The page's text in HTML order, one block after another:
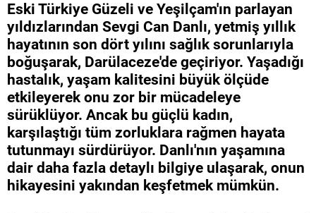
Eski Türkiye Güzeli ve Yeşilçam'ın parlayan
yıldızlarından Sevgi Can Danlı, yetmiş yıllık
hayatının son dört yılını sağlık sorunlarıyla
boğuşarak, Darülaceze'de geçiriyor. Yaşadığı
hastalık, yaşam kalitesini büyük ölçüde
etkileyerek onu zor bir mücadeleye
sürüklüyor. Ancak bu güçlü kadın,
karşılaştığı tüm zorluklara rağmen hayata
tutunmayı sürdürüyor. Danlı'nın yaşamına
dair daha fazla detaylı bilgiye ulaşarak, onun
hikayesini yakından keşfetmek mümkün.